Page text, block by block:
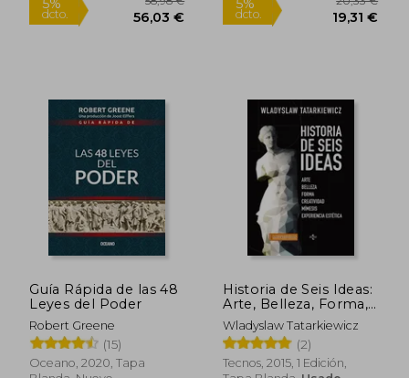
Guía Rápida de las 48
Leyes del Poder
Robert Greene
(15)
Oceano, 2020, Tapa
Historia de Seis Ideas:
Arte, Belleza, Forma,
Creatividad, Mímesis,
Experiencia Estética
Wladyslaw Tatarkiewicz
(2)
Tecnos, 2015, 1 Edición,